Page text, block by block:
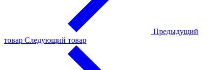
Предыдущий
товар Следующий товар